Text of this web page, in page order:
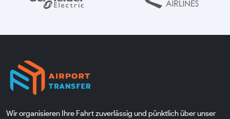
Wir organisieren Ihre Fahrt zuverlässig und pünktlich über unser